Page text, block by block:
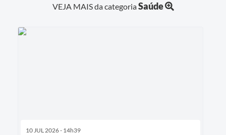
VEJA MAIS da categoriaSaúde
10 JUL 2026 - 14h39